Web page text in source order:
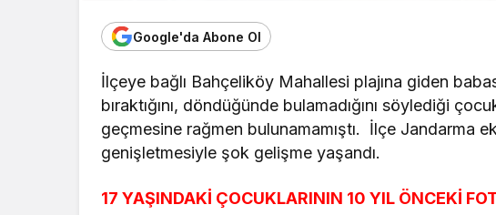
Google'da Abone Ol
İlçeye bağlı Bahçeliköy Mahallesi plajına giden
bıraktığını, döndüğünde bulamadığını söylediği
geçmesine rağmen bulunamamıştı. İlçe Jandarma
genişletmesiyle şok gelişme yaşandı.
17 YAŞINDAKİ ÇOCUKLARININ 10 YIL ÖNCEKİ